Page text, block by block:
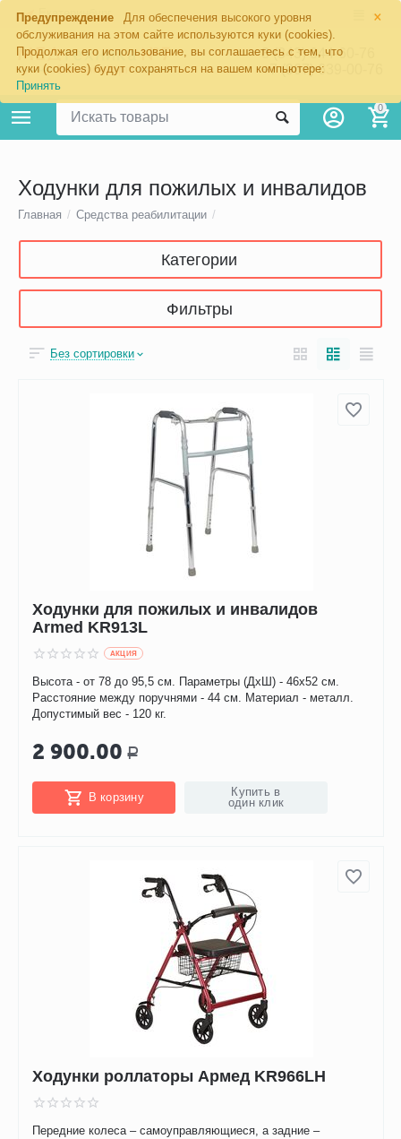
×
Предупреждение
Для обеспечения высокого уровня
обслуживания на этом сайте используются куки (cookies).
Продолжая его использование, вы соглашаетесь с тем, что
куки (cookies) будут сохраняться на вашем компьютере:
Принять
Екатеринбург
8 (343) 344-60-76
+7 (967) 639-00-76
0
Ходунки для пожилых и инвалидов
Главная / Средства реабилитации /
Категории
Фильтры
Без сортировки
Ходунки для пожилых и инвалидов
Armed KR913L
AКЦИЯ
Высота - от 78 до 95,5 см. Параметры (ДхШ) - 46х52 см.
Расстояние между поручнями - 44 см. Материал - металл.
Допустимый вес - 120 кг.
2 900.00 Р
В корзину
Купить в
один клик
Ходунки роллаторы Армед KR966LH
Передние колеса – самоуправляющиеся, а задние –